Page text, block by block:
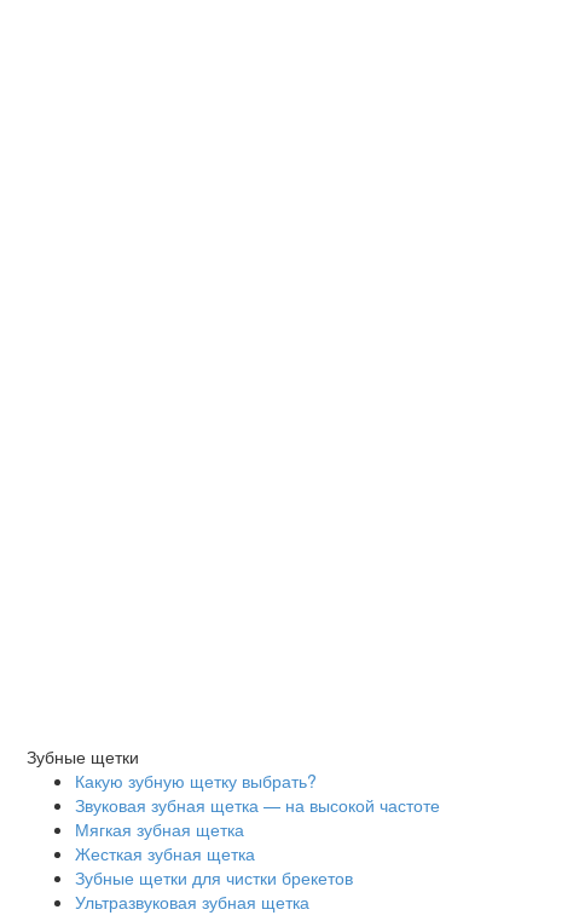
Зубные щетки
Какую зубную щетку выбрать?
Звуковая зубная щетка — на высокой частоте
Мягкая зубная щетка
Жесткая зубная щетка
Зубные щетки для чистки брекетов
Ультразвуковая зубная щетка